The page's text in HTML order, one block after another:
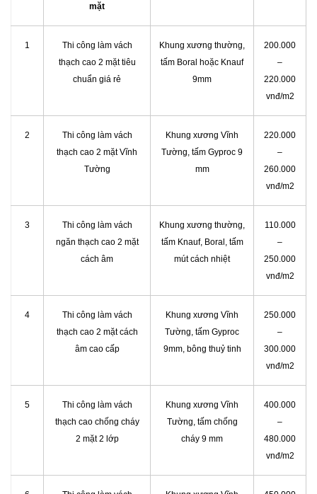
mặt
1
Thi công làm vách
thạch cao 2 mặt tiêu
chuẩn giá rẻ
Khung xương thường,
tấm Boral hoặc Knauf
9mm
200.000
–
220.000
vnđ/m2
2
Thi công làm vách
thạch cao 2 mặt Vĩnh
Tường
Khung xương Vĩnh
Tường, tấm Gyproc 9
mm
220.000
–
260.000
vnđ/m2
3
Thi công làm vách
ngăn thạch cao 2 mặt
cách âm
Khung xương thường,
tấm Knauf, Boral, tấm
mút cách nhiệt
110.000
–
250.000
vnđ/m2
4
Thi công làm vách
thạch cao 2 mặt cách
âm cao cấp
Khung xương Vĩnh
Tường, tấm Gyproc
9mm, bông thuỷ tinh
250.000
–
300.000
vnđ/m2
5
Thi công làm vách
thạch cao chống cháy
2 mặt 2 lớp
Khung xương Vĩnh
Tường, tấm chống
cháy 9 mm
400.000
–
480.000
vnđ/m2